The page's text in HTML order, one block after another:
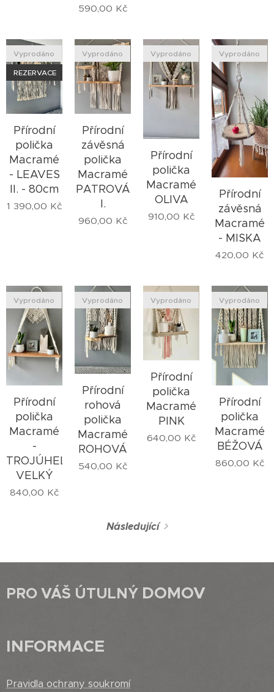
590,00 Kč
Přírodní
polička
Macramé
- LEAVES
II. - 80cm
Vyprodáno
REZERVACE
1 390,00 Kč
Přírodní
závěsná
polička
Macramé
PATROVÁ
I.
Vyprodáno
960,00 Kč
Přírodní
polička
Macramé
OLIVA
Vyprodáno
910,00 Kč
Přírodní
závěsná
Macramé
- MISKA
Vyprodáno
420,00 Kč
Přírodní
polička
Macramé
-
TROJÚHELNÍK
VELKÝ
Vyprodáno
840,00 Kč
Přírodní
rohová
polička
Macramé
ROHOVÁ
Vyprodáno
540,00 Kč
Přírodní
polička
Macramé
PINK
Vyprodáno
640,00 Kč
Přírodní
polička
Macramé
BÉŽOVÁ
Vyprodáno
860,00 Kč
Následující
PRO VÁŠ ÚTULNÝ DOMOV
INFORMACE
Pravidla ochrany soukromí